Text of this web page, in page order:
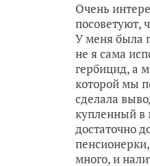
Очень
посоветуют,
У меня была
не я сама
гербицид, а
которой мы
сделала
купленный в
достаточно
много, и